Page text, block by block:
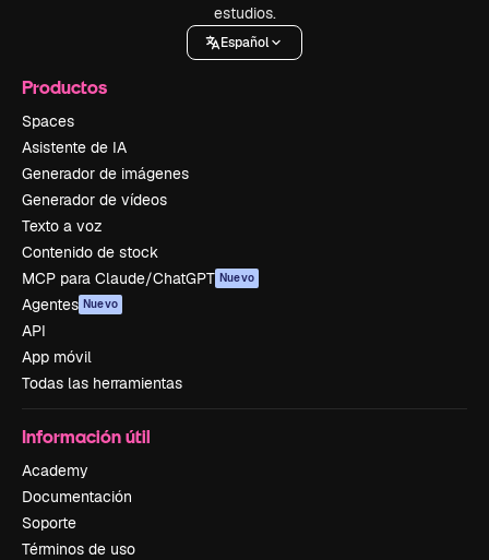
estudios.
Español
Productos
Spaces
Asistente de IA
Generador de imágenes
Generador de vídeos
Texto a voz
Contenido de stock
MCP para Claude/ChatGPT Nuevo
Agentes Nuevo
API
App móvil
Todas las herramientas
Información útil
Academy
Documentación
Soporte
Términos de uso